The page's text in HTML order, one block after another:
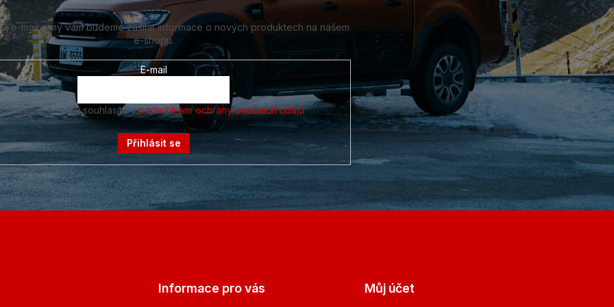
e-mail a my vám budeme zasílat informace o nových produktech na našem
e-shopu.
E-mail
Vložením e-mailu souhlasíte spodmínkami ochrany osobních údajů
Přihlásit se
Informace pro vás Můj účet